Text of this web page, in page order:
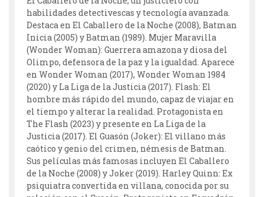
habilidades detectivescas y tecnología avanzada.
Destaca en El Caballero de la Noche (2008), Batman
Inicia (2005) y Batman (1989). Mujer Maravilla
(Wonder Woman): Guerrera amazona y diosa del
Olimpo, defensora de la paz y la igualdad. Aparece
en Wonder Woman (2017), Wonder Woman 1984
(2020) y La Liga de la Justicia (2017). Flash: El
hombre más rápido del mundo, capaz de viajar en
el tiempo y alterar la realidad. Protagonista en
The Flash (2023) y presente en La Liga de la
Justicia (2017). El Guasón (Joker): El villano más
caótico y genio del crimen, némesis de Batman.
Sus películas más famosas incluyen El Caballero
de la Noche (2008) y Joker (2019). Harley Quinn: Ex
psiquiatra convertida en villana, conocida por su